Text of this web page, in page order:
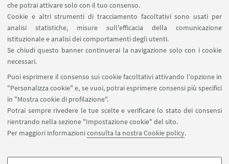
che potrai attivare solo con il tuo consenso.
Cookie e altri strumenti di tracciamento facoltativi sono usati per
analisi statistiche, misure sull'efficacia della comunicazione
istituzionale e analisi dei comportamenti degli utenti.
Se chiudi questo banner continuerai la navigazione solo con i cookie
necessari.
Puoi esprimere il consenso sui cookie facoltativi attivando l'opzione in
"Personalizza cookie" e, se vuoi, potrai esprimere consensi più specifici
in "Mostra cookie di profilazione".
Potrai sempre rivedere le tue scelte e verificare lo stato dei consensi
rientrando nella sezione "Impostazione cookie" del sito.
Per maggiori informazioniconsulta la nostra Cookie policy.
DATA: 01DICEMBRE2022-31GENNAIO
LUOGO: Evento online
IN EVIDENZA
Versione Scaricabile dell'Articolo
[ .PDF 780Kb ]
La Rete delle Scuole Pubbliche all’Aperto: per la
formazione in servizio di insegnanti-ricercatori